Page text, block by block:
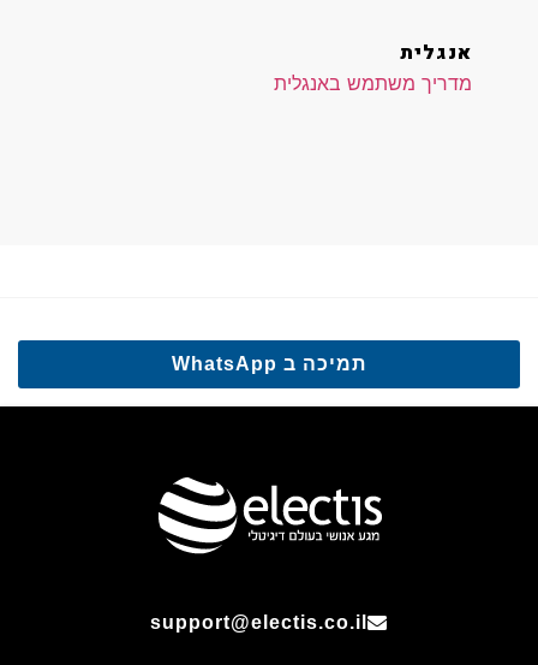
אנגלית
מדריך משתמש באנגלית
תמיכה ב WhatsApp
support@electis.co.il